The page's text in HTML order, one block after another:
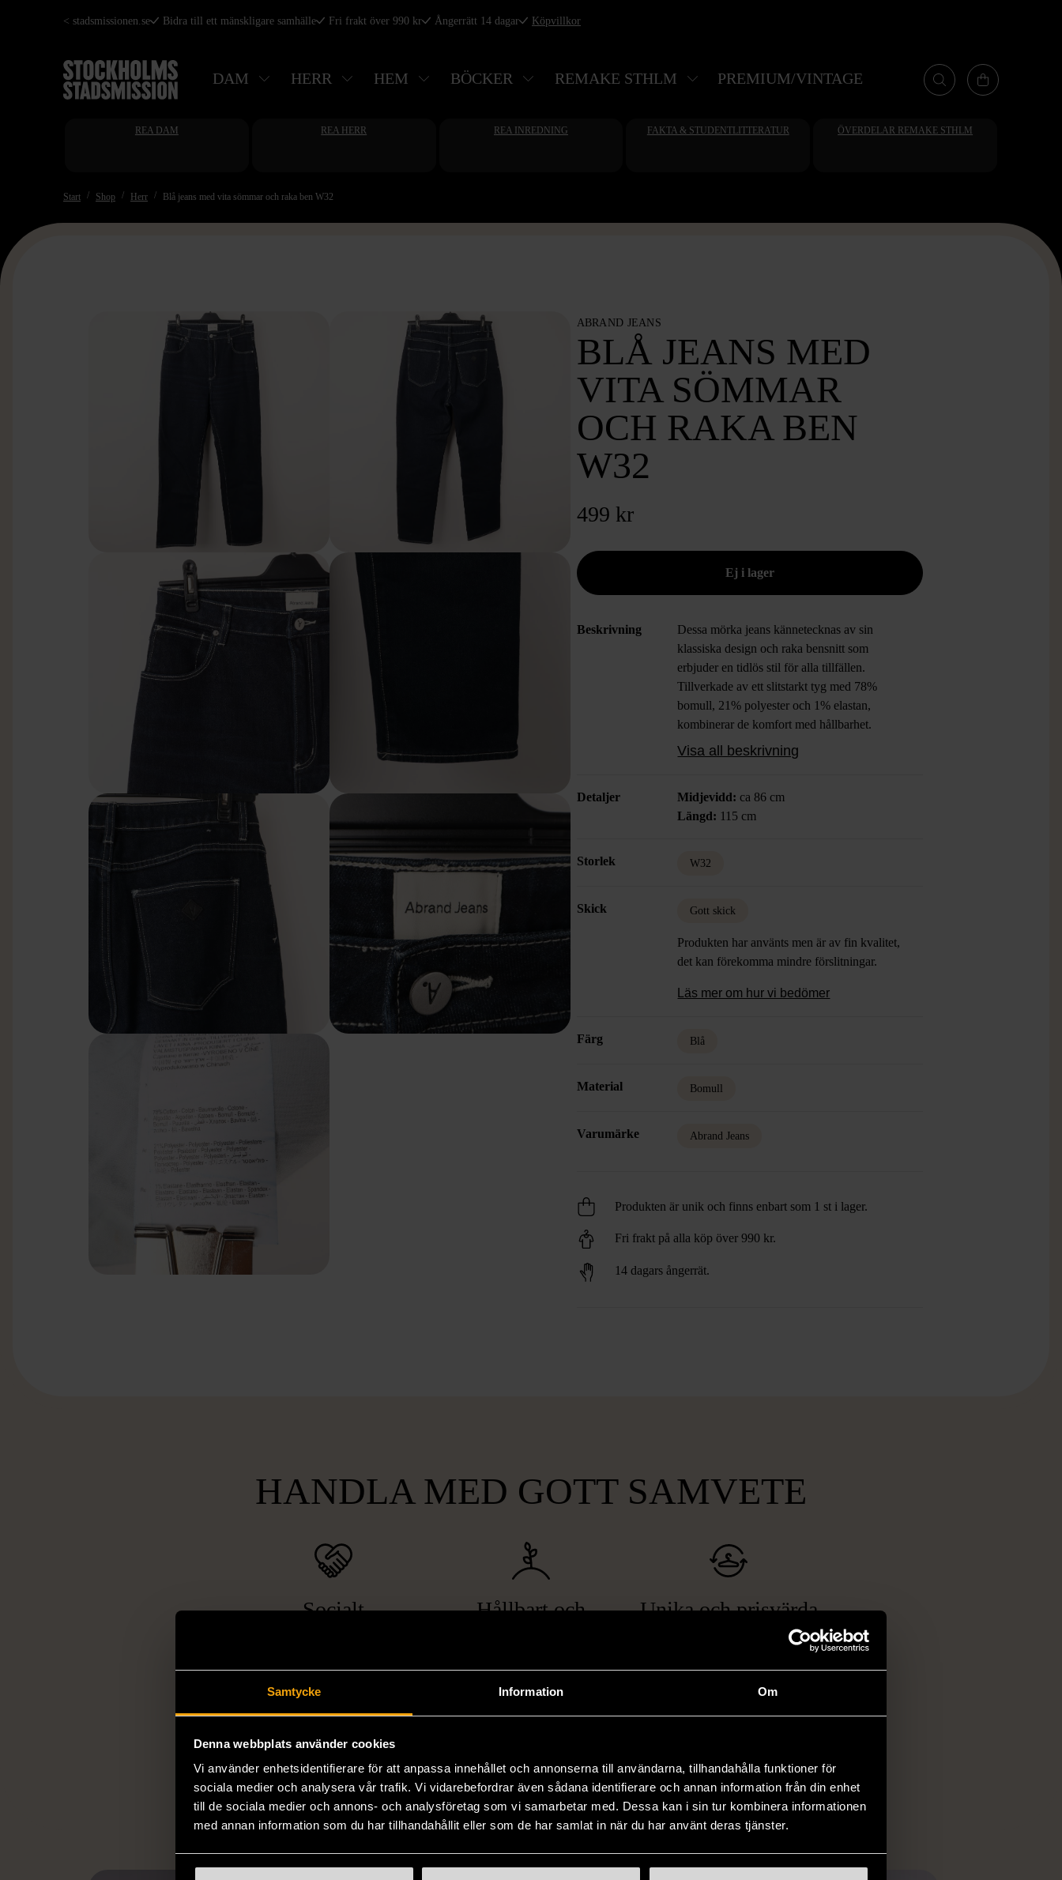
Samtycke Information Om
Denna webbplats använder cookies
Vi använder enhetsidentifierare för att anpassa innehållet och annonserna till användarna, tillhandahålla funktioner för
sociala medier och analysera vår trafik. Vi vidarebefordrar även sådana identifierare och annan information från din enhet
till de sociala medier och annons- och analysföretag som vi samarbetar med. Dessa kan i sin tur kombinera informationen
med annan information som du har tillhandahållit eller som de har samlat in när du har använt deras tjänster.
Hoppa
huvudinnehåll
< stadsmissionen.se Bidra till ett mänskligare samhälle Fri frakt över 990 kr Ångerrätt 14 dagar Köpvillkor
DAM HERR HEM BÖCKER REMAKE STHLM PREMIUM/VINTAGE
REA DAM REA HERR REA INREDNING FAKTA & STUDENTLITTERATUR ÖVERDELAR REMAKE STHLM
Start Shop Herr Blå jeans med vita sömmar och raka ben W32
ABRAND JEANS
BLÅ JEANS MED
VITA SÖMMAR
OCH RAKA BEN
W32
499 kr
Beskrivning
Dessa mörka jeans kännetecknas av sin
klassiska design och raka bensnitt som
erbjuder en tidlös stil för alla tillfällen.
Tillverkade av ett slitstarkt tyg med 78%
bomull, 21% polyester och 1% elastan,
kombinerar de komfort med hållbarhet.
Visa all beskrivning
Detaljer Midjevidd: ca 86 cm
Längd: 115 cm
Storlek W32
Skick Gott skick
Produkten har använts men är av fin kvalitet,
det kan förekomma mindre förslitningar.
Läs mer om hur vi bedömer
Färg Blå
Material Bomull
Varumärke Abrand Jeans
Produkten är unik och finns enbart som 1 st i lager.
Fri frakt på alla köp över 990 kr.
14 dagars ångerrät.
HANDLA MED GOTT SAMVETE
Socialt
och stötta personer i svåra
arbetstränar personer som står
utanför arbetsmarknaden på ett
eller annat sätt.
Hållbart och
nytt liv åt befintliga produkter.
Unika och prisvärda
inte finns i vanliga butiker.
LIKNANDE PRODUKTER
Hitta produkter som påminner om denna